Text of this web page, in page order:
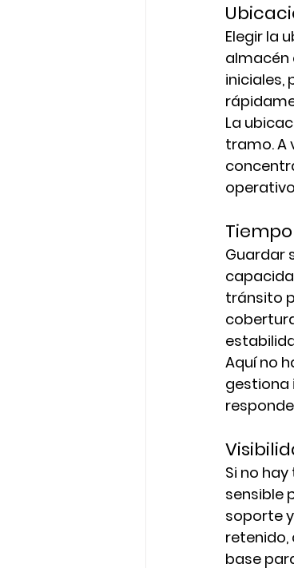
Elegir la
almacén
iniciales,
La
tramo. A
Guardar
tránsito
Aquí no
gestiona
Si no
sensible
soporte
retenido,
base